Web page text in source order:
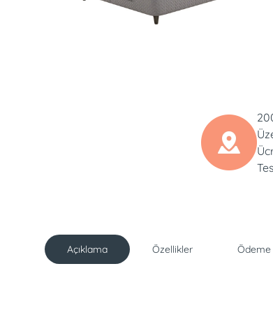
Açıklama Özellikler Ödeme